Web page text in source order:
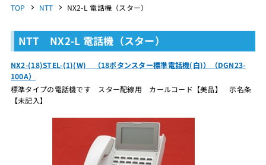
TOP
NTT NX2-L 電話機（スター）
NTT NX2-L 電話機（スター）
NX2-(18)STEL-(1)(W) （18ボタンスター標準電話機(白)）（DGN23-
100A）
標準タイプの電話機です スター配線用 カールコード【美品】 示名条
【未記入】